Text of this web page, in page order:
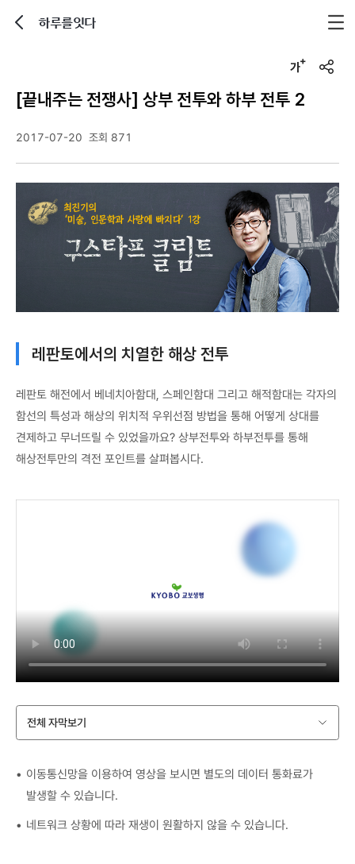
하루를잇다
u
[끝내주는 전쟁사] 상부 전투와 하부 전투 2
2017-07-20 조회 871
레판토에서의 치열한 해상 전투
레판토 해전에서 베네치아함대, 스페인함대 그리고 해적함대는 각자의
함선의 특성과 해상의 위치적 우위선점 방법을 통해 어떻게 상대를
견제하고 무너뜨릴 수 있었을까요? 상부전투와 하부전투를 통해
해상전투만의 격전 포인트를 살펴봅시다.
전체 자막보기
이동통신망을 이용하여 영상을 보시면 별도의 데이터 통화료가
발생할 수 있습니다.
네트워크 상황에 따라 재생이 원활하지 않을 수 있습니다.